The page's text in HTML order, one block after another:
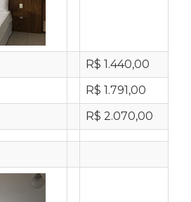
R$ 1.440,00
R$ 1.791,00
R$ 2.070,00